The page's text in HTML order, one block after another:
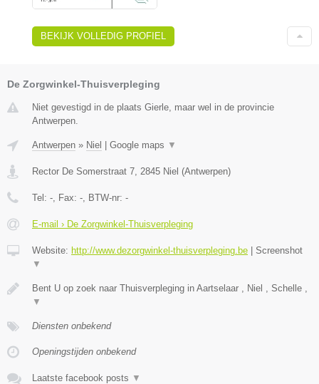
BEKIJK VOLLEDIG PROFIEL
De Zorgwinkel-Thuisverpleging
Niet gevestigd in de plaats Gierle, maar wel in de provincie
Antwerpen.
Antwerpen » Niel Google maps ▼
Rector De Somerstraat 7 2845 Niel (Antwerpen)
Tel: - , Fax: - , BTW-nr: -
E-mail › De Zorgwinkel-Thuisverpleging
Website: http://www.dezorgwinkel-thuisverpleging.be
Screenshot
▼
Bent U op zoek naar Thuisverpleging in Aartselaar , Niel , Schelle ,
▼
Diensten onbekend
Openingstijden onbekend
Laatste facebook posts ▼